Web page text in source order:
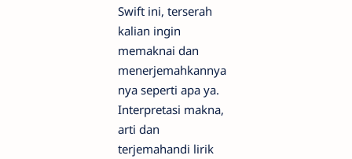
Swift ini, terserah
kalian ingin
memaknai dan
menerjemahkannya
nya seperti apa ya.
Interpretasi makna,
arti dan
terjemahandi lirik